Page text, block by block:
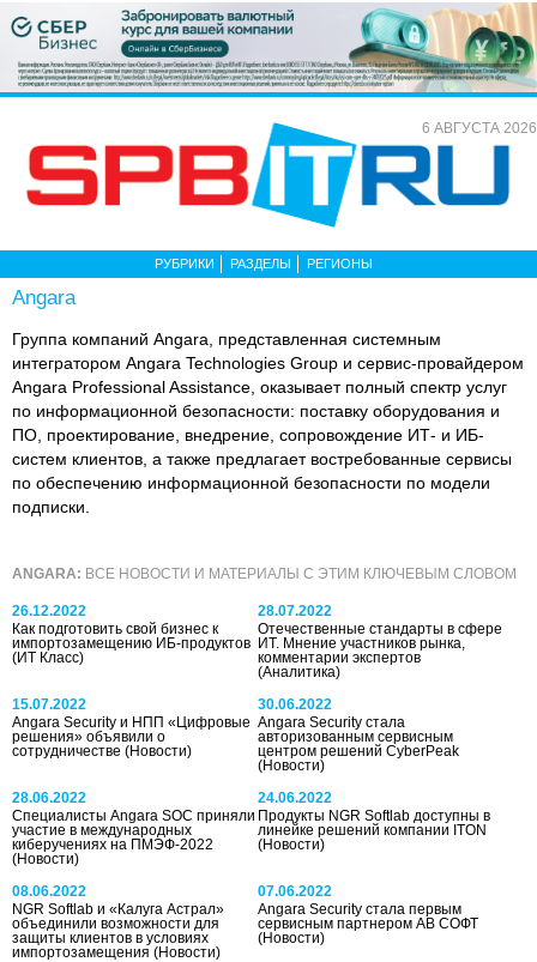
6 АВГУСТА 2026
РУБРИКИ РАЗДЕЛЫ РЕГИОНЫ
Angara
Группа компаний Angara, представленная системным
интегратором Angara Technologies Group и сервис-провайдером
Angara Professional Assistance, оказывает полный спектр услуг
по информационной безопасности: поставку оборудования и
ПО, проектирование, внедрение, сопровождение ИТ- и ИБ-
систем клиентов, а также предлагает востребованные сервисы
по обеспечению информационной безопасности по модели
подписки.
ANGARA: ВСЕ НОВОСТИ И МАТЕРИАЛЫ С ЭТИМ КЛЮЧЕВЫМ СЛОВОМ
26.12.2022
Как подготовить свой бизнес к
импортозамещению ИБ-продуктов
(ИТ Класс)
28.07.2022
Отечественные стандарты в сфере
ИТ. Мнение участников рынка,
комментарии экспертов
(Аналитика)
15.07.2022
Angara Security и НПП «Цифровые
решения» объявили о
сотрудничестве (Новости)
30.06.2022
Angara Security стала
авторизованным сервисным
центром решений CyberPeak
(Новости)
28.06.2022
Специалисты Angara SOC приняли
участие в международных
киберучениях на ПМЭФ-2022
(Новости)
24.06.2022
Продукты NGR Softlab доступны в
линейке решений компании ITON
(Новости)
08.06.2022
NGR Softlab и «Калуга Астрал»
объединили возможности для
защиты клиентов в условиях
импортозамещения (Новости)
07.06.2022
Angara Security стала первым
сервисным партнером АВ СОФТ
(Новости)